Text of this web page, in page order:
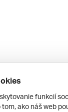
funkcií
ako náš web